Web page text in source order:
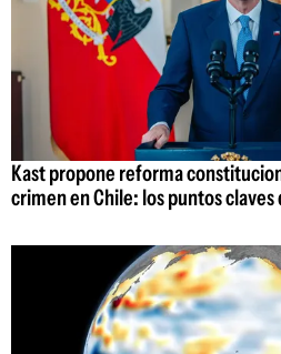
Kast propone reforma
crimen en Chile: los puntos claves